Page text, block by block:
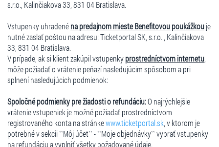
s.r.o., Kalinčiakova 33, 831 04 Bratislava.
Vstupenky uhradenéna predajnom mieste Benefitovou poukážkouje
nutné zaslať poštou na adresu: Ticketportal SK, s.r.o. , Kalinčiakova
33, 831 04 Bratislava.
V prípade, ak si klient zakúpil vstupenkyprostredníctvom internetu,
môže požiadať o vrátenie peňazí nasledujúcim spôsobom a pri
splnení nasledujúcich podmienok:
Spoločné podmienky pre žiadosti o refundáciu:O najrýchlejšie
vrátenie vstupeniek je možné požiadať prostredníctvom
registrovaného konta na stránkewww.ticketportal.sk, v ktorom je
potrebné v sekcii ``Môj účet`` - ``Moje objednávky`` vybrať vstupenky
na refundáciu a vyplniť všetky požadované údaje.